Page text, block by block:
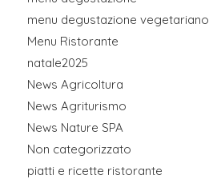
menu degustazione vegetariano
Menu Ristorante
natale2025
News Agricoltura
News Agriturismo
News Nature SPA
Non categorizzato
piatti e ricette ristorante